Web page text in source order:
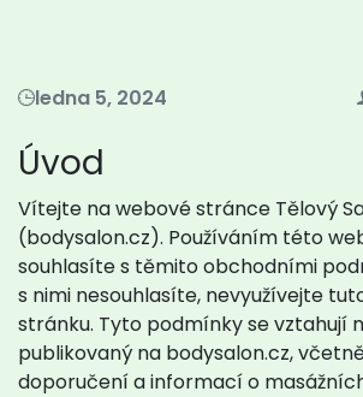
ledna 5, 2024
Úvod
Vítejte na webové stránce Tělový
(bodysalon.cz). Používáním této
souhlasíte s těmito obchodními
s nimi nesouhlasíte, nevyužívejte
stránku. Tyto podmínky se vztahují
publikovaný na bodysalon.cz,
doporučení a informací o